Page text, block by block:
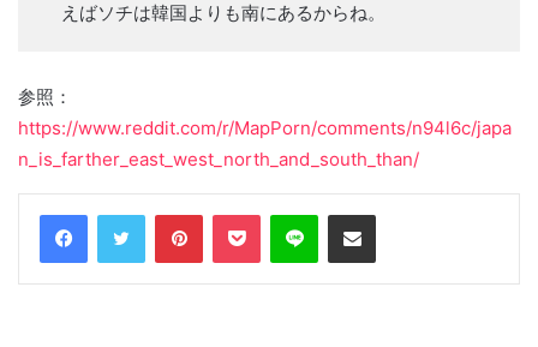
えばソチは韓国よりも南にあるからね。
参照：
https://www.reddit.com/r/MapPorn/comments/n94l6c/japa
n_is_farther_east_west_north_and_south_than/
FacebookTwitter PinterestPocket Line Share via Email